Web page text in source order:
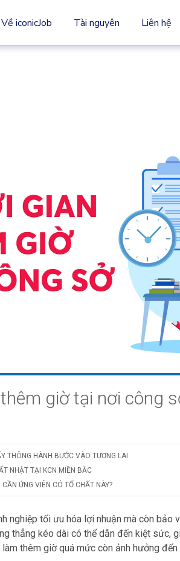
Về iconicJob Tài nguyên Liên hệ
giờ tại nơi công
THÔNG HÀNH BƯỚC VÀO TƯƠNG LAI
NHẬT TẠI KCN MIỀN BẮC
ỨNG VIÊN CÓ TỐ CHẤT NÀY?
nghiệp tối ưu hóa lợi nhuận mà còn bảo
thẳng kéo dài có thể dẫn đến kiệt sức,
thêm giờ quá mức còn ảnh hưởng